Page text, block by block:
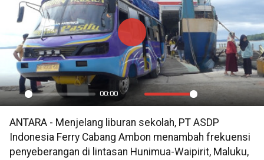
Play
00:00
Mute Settings
PIP
Play
ANTARA - Menjelang liburan sekolah, PT ASDP
Indonesia Ferry Cabang Ambon menambah frekuensi
penyeberangan di lintasan Hunimua-Waipirit, Maluku,